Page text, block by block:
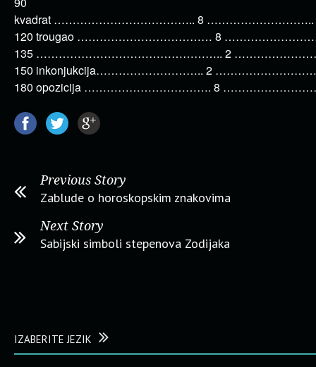
kvadrat ……………………………….. 8 ………………………..
120 trougao ……………………………… 8
135 ………………………………………….. 2
150 inkonjukcija……………………….. 2
180 opozicija ……………………………. 8
Previous Story
Zablude o horoskopskim znakovima
Next Story
Sabijski simboli stepenova Zodijaka
IZABERITE JEZIK